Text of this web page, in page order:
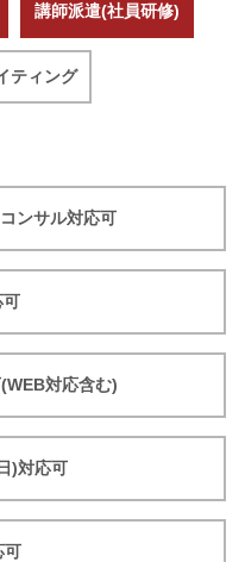
講師派遣(社員研修)
ティング
ンサル対応可
可
対応含む)
)対応可
可